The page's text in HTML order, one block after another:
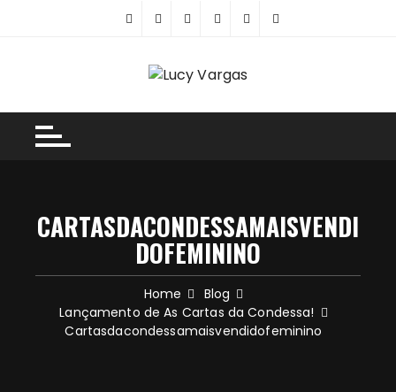
CARTASDACONDESSAMAISVENDI
DOFEMININO
Home
Blog
Lançamento de As Cartas da Condessa!
Cartasdacondessamaisvendidofeminino